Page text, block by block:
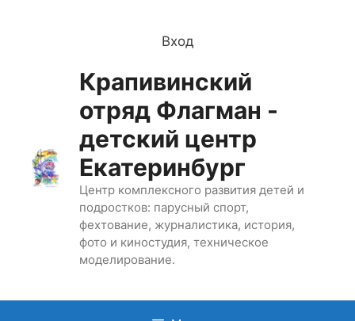
Вход
Крапивинский
отряд Флагман -
детский центр
Екатеринбург
Центр комплексного развития детей и
подростков: парусный спорт,
фехтование, журналистика, история,
фото и киностудия, техническое
моделирование.